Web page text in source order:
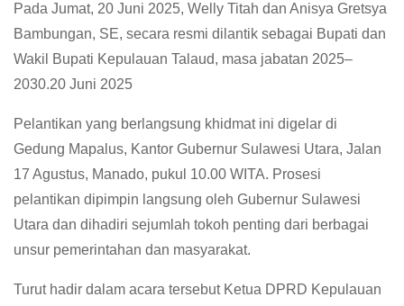
Pada Jumat, 20 Juni 2025, Welly Titah dan Anisya Gretsya
Bambungan, SE, secara resmi dilantik sebagai Bupati dan
Wakil Bupati Kepulauan Talaud, masa jabatan 2025–
2030.20 Juni 2025
Pelantikan yang berlangsung khidmat ini digelar di
Gedung Mapalus, Kantor Gubernur Sulawesi Utara, Jalan
17 Agustus, Manado, pukul 10.00 WITA. Prosesi
pelantikan dipimpin langsung oleh Gubernur Sulawesi
Utara dan dihadiri sejumlah tokoh penting dari berbagai
unsur pemerintahan dan masyarakat.
Turut hadir dalam acara tersebut Ketua DPRD Kepulauan